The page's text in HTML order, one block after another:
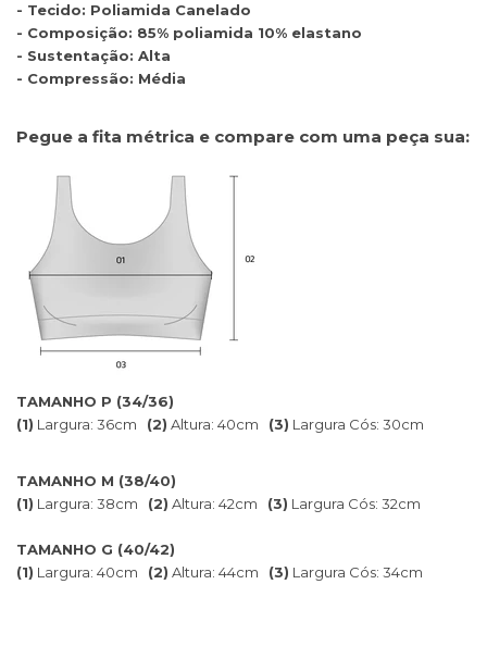
- Tecido: Poliamida Canelado
- Composição: 85% poliamida 10% elastano
- Sustentação: Alta
- Compressão: Média
Pegue a fita métrica e compare com uma peça sua:
TAMANHO P (34/36)
(1) Largura: 36cm (2) Altura: 40cm (3) Largura Cós: 30cm
TAMANHO M (38/40)
(1) Largura: 38cm (2) Altura: 42cm (3) Largura Cós: 32cm
TAMANHO G (40/42)
(1) Largura: 40cm (2) Altura: 44cm (3) Largura Cós: 34cm